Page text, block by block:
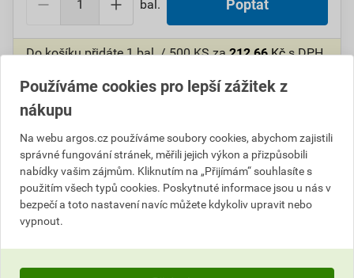
bal. Poptat
Do košíku přidáte1 bal. / 500 KSza212,66Kčs DPH
Ušetříte11,49Kčs DPH.
Výrobky značky:GPH
Popis
GPH DN 0,75-12 Dutinky lisovací bez izolace
Používáme cookies pro lepší zážitek z
nákupu
Na webu argos.cz používáme soubory cookies, abychom zajistili
správné fungování stránek, měřili jejich výkon a přizpůsobili
nabídky vašim zájmům. Kliknutím na „Přijímám“ souhlasíte s
použitím všech typů cookies. Poskytnuté informace jsou u nás v
bezpečí a toto nastavení navíc můžete kdykoliv upravit nebo
vypnout.